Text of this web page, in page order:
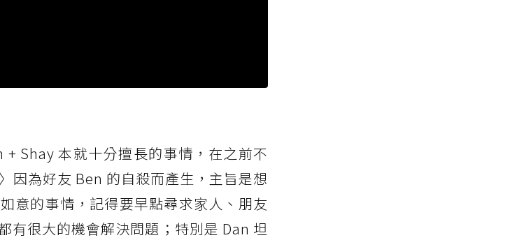
Shay 本就十分擅長的事情，在之前不
因為好友 Ben 的自殺而產生，主旨是想
意的事情，記得要早點尋求家人、朋友
有很大的機會解決問題；特別是 Dan 坦